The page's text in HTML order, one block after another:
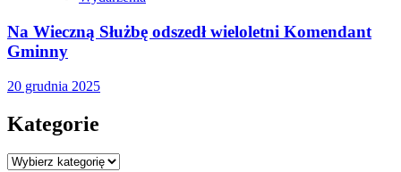
Na Wieczną Służbę odszedł wieloletni Komendant
Gminny
20 grudnia 2025
Kategorie
Kategorie